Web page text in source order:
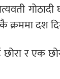
क्रममा दश
छोरा र एक